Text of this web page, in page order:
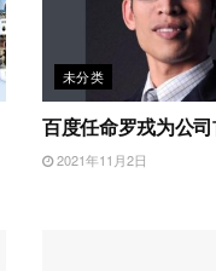
未分类
百度任命罗戎为公
2021年11月2日